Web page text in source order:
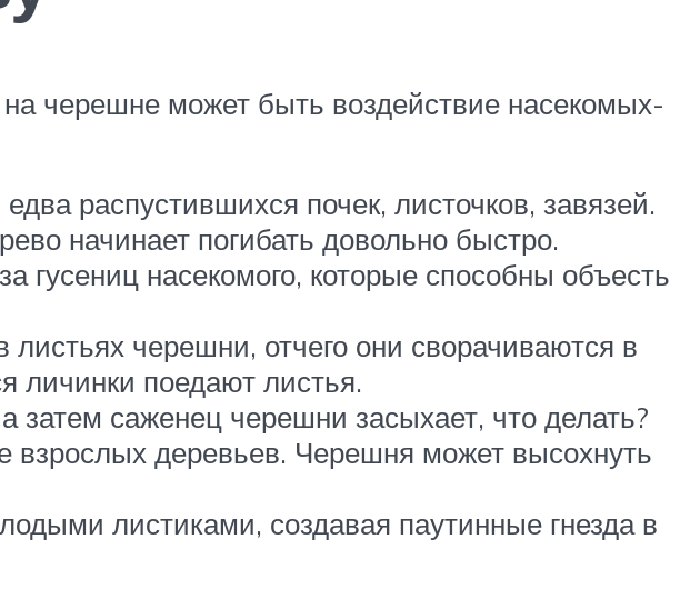
черешне может быть воздействие насекомых-
распустившихся почек, листочков, завязей.
начинает погибать довольно быстро.
насекомого, которые способны объесть
черешни, отчего они сворачиваются в
личинки поедают листья.
затем саженец черешни засыхает, что делать?
взрослых деревьев. Черешня может высохнуть
листиками, создавая паутинные гнезда в